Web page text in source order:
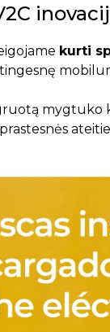
kurti
mygtuko